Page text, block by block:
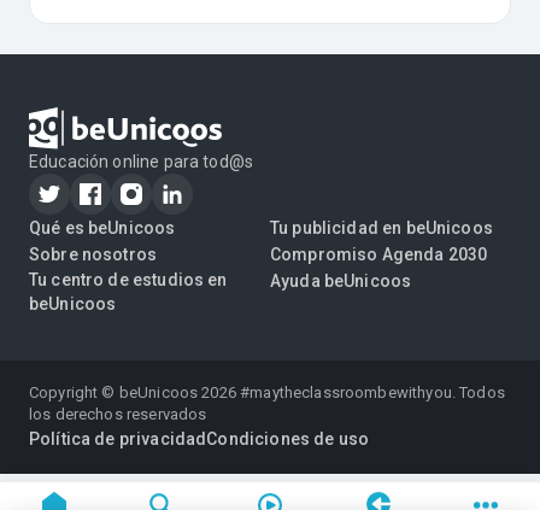
Educación online para tod@s
Qué es beUnicoos
Sobre nosotros
Tu centro de estudios en
beUnicoos
Tu publicidad en beUnicoos
Compromiso Agenda 2030
Ayuda beUnicoos
Copyright © beUnicoos2026#maytheclassroombewithyou. Todos
los derechos reservados
Política de privacidad Condiciones de uso